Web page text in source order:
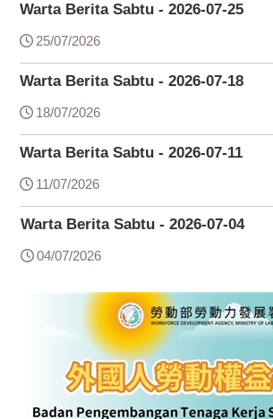
Warta Berita Sabtu - 2026-07-25
25/07/2026
Warta Berita Sabtu - 2026-07-18
18/07/2026
Warta Berita Sabtu - 2026-07-11
11/07/2026
Warta Berita Sabtu - 2026-07-04
04/07/2026